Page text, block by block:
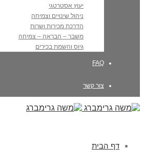
יעוץ אסטרטגי
ניהול שינויים וצמיחה
הדרכת מכירות ושרות
משבר – הבראה – צמיחה
גיוס והשמת בכירים
FAQ
צור קשר
דף הבית